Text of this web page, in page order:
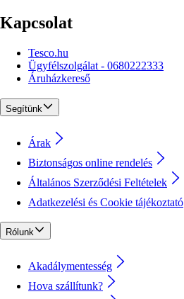
Kapcsolat
Tesco.hu
Ügyfélszolgálat - 0680222333
Áruházkereső
Segítünk
Árak
Biztonságos online rendelés
Általános Szerződési Feltételek
Adatkezelési és Cookie tájékoztató
Rólunk
Akadálymentesség
Hova szállítunk?